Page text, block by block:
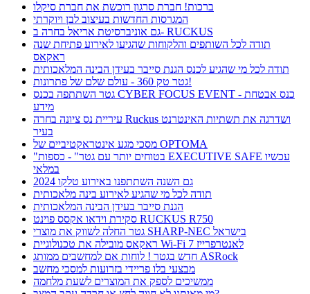
ברכות! חברת סרגון רוכשת את חברת סיקלו
המגרסות החדשות בעיצוב לבן ויוקרתי
גם אוניברסיטת אריאל בחרה ב- RUCKUS
תודה לכל השותפים והלקוחות שהגיעו לאירוע פתיחת שנה
ראקאס
תודה לכל מי שהגיע לכנס הגנת סייבר בעידן הבינה המלאכותית
גטר טק 360 - עולם שלם של פתרונות!
גטר השתתפה בכנס CYBER FOCUS EVENT - כנס אבטחת
מידע
עיריית נס ציונה בחרה Ruckus ושדרגה את תשתיות האינטרנט
בעיר
מסכי מגע אינטראקטיביים של OPTOMA
"בטוחים יותר עם גטר" - כספות EXECUTIVE SAFE עכשיו
במלאי
גם השנה השתתפנו באירוע טלקו 2024
תודה לכל מי שהגיע לאירוע בינה מלאכותית
הגנת סייבר בעידן הבינה המלאכותית
סקירת וידאו אקסס פוינט RUCKUS R750
גטר החלה לשווק את מוצרי SHARP-NEC בישראל
ראקאס מובילה את טכנולוגיית Wi-Fi 7 לאנטרפרייז
חדש בגטר ! לוחות אם למחשבים ממותג ASRock
מבצעי בלו פריידי בזרועות למסכי מחשב
ממשיכים לספק את המוצרים לשעת מלחמה